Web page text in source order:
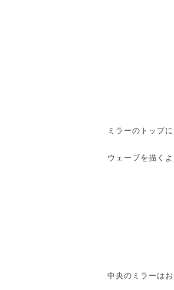
ミラーのトップ
ウェーブを描く
中央のミラーは